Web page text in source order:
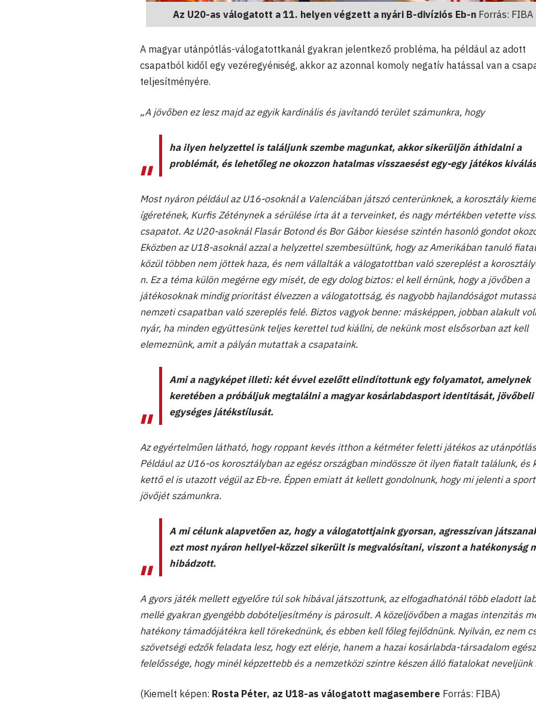
Az U20-as válogatott a 11. helyen végzett a nyári B-divíziós Eb-nForrás: FIBA
A magyar utánpótlás-válogatottkanál gyakran jelentkező probléma, ha például az adott
csapatból kidől egy vezéregyéniség, akkor az azonnal komoly negatív hatással van a
teljesítményére.
„A jövőben ez lesz majd az egyik kardinális és javítandó terület számunkra, hogy
ha ilyen helyzettel is találjunk szembe magunkat, akkor sikerüljön áthidalni a
problémát, és lehetőleg ne okozzon hatalmas visszaesést egy-egy játékos
Most nyáron például az U16-osoknál a Valenciában játszó centerünknek, a korosztály
ígéretének, Kurfis Zéténynek a sérülése írta át a terveinket, és nagy mértékben vetette
csapatot. Az U20-asoknál Flasár Botond és Bor Gábor kiesése szintén hasonló gondot
Eközben az U18-asoknál azzal a helyzettel szembesültünk, hogy az Amerikában tanuló
közül többen nem jöttek haza, és nem vállalták a válogatottban való szereplést a
n. Ez a téma külön megérne egy misét, de egy dolog biztos: el kell érnünk, hogy a jövőben a
játékosoknak mindig prioritást élvezzen a válogatottság, és nagyobb hajlandóságot
nemzeti csapatban való szereplés felé. Biztos vagyok benne: másképpen, jobban alakult
nyár, ha minden együttesünk teljes kerettel tud kiállni, de nekünk most elsősorban azt kell
elemeznünk, amit a pályán mutattak a csapataink.
Ami a nagyképet illeti: két évvel ezelőtt elindítottunk egy folyamatot, amelynek
keretében a próbáljuk megtalálni a magyar kosárlabdasport identitását, jövőbeli
egységes játékstílusát.
Az egyértelműen látható, hogy roppant kevés itthon a kétméter feletti játékos az
Például az U16-os korosztályban az egész országban mindössze öt ilyen fiatalt találunk, és
kettő el is utazott végül az Eb-re. Éppen emiatt át kellett gondolnunk, hogy mi jelenti a
jövőjét számunkra.
A mi célunk alapvetően az, hogy a válogatottjaink gyorsan, agresszívan
ezt most nyáron hellyel-közzel sikerült is megvalósítani, viszont a hatékonyság
hibádzott.
A gyors játék mellett egyelőre túl sok hibával játszottunk, az elfogadhatónál több eladott
mellé gyakran gyengébb dobóteljesítmény is párosult. A közeljövőben a magas intenzitás
hatékony támadójátékra kell törekednünk, és ebben kell főleg fejlődnünk. Nyilván, ez nem
szövetségi edzők feladata lesz, hogy ezt elérje, hanem a hazai kosárlabda-társadalom
felelőssége, hogy minél képzettebb és a nemzetközi szintre készen álló fiatalokat neveljünk
(Kiemelt képen: Rosta Péter, az U18-as válogatott magasembere Forrás: FIBA)